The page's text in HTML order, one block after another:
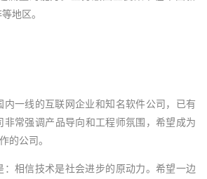
地区。
内一线的互联网企业和知名软件公司，已有
非常强调产品导向和工程师氛围，希望成为
的公司。
：相信技术是社会进步的原动力。希望一边